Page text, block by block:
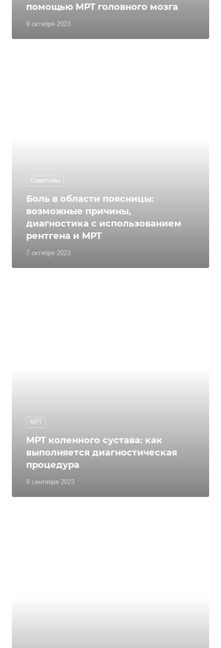
9 октября 2023
помощью МРТ головного мозга
Симптомы
7 октября 2023
Боль в области поясницы:
возможные причины,
диагностика с использованием
рентгена и МРТ
МРТ
9 сентября 2023
МРТ коленного сустава: как
выполняется диагностическая
процедура